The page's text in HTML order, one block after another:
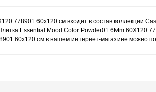
778901 60x120 см входит в состав коллекции
Essential Mood Color Powder01 6Mm 60X120
60x120 см в нашем интернет-магазине можно